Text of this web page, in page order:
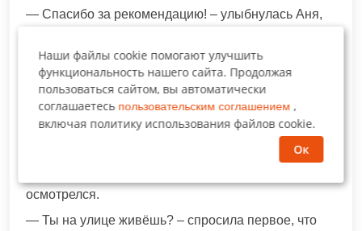
— Спасибо за рекомендацию! – улыбнулась Аня,
— Прямо так? – Олег явно стеснялся своей
одежды.
— Ничего. Химчистка, в случае чего, справится.
— Иди, Олег! – кивнула продавщица, — Тут всего
осмотрелся.
— Ты на улице живёшь? – спросила первое, что
Наши файлы cookie помогают улучшить
функциональность нашего сайта. Продолжая
пользоваться сайтом, вы автоматически
соглашаетесь пользовательским соглашением ,
включая политику использования файлов cookie.
Ок